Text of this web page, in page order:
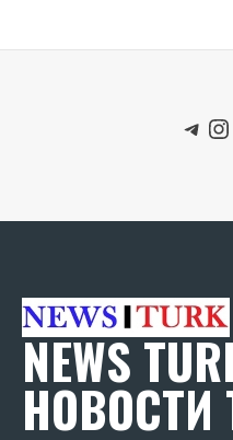
NEWS
НОВОСТИ